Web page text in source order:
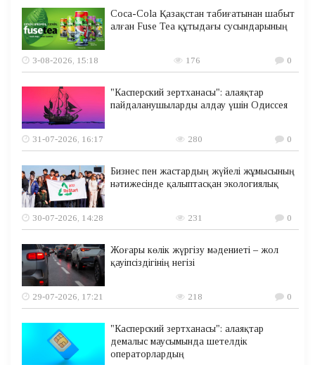
Coca-Cola Қазақстан табиғатынан шабыт
алған Fuse Tea құтыдағы сусындарының
3-08-2026, 15:18 176 0
"Касперский зертханасы": алаяқтар
пайдаланушыларды алдау үшін Одиссея
31-07-2026, 16:17 280 0
Бизнес пен жастардың жүйелі жұмысының
нәтижесінде қалыптасқан экологиялық
30-07-2026, 14:28 231 0
Жоғары көлік жүргізу мәдениеті – жол
қауіпсіздігінің негізі
29-07-2026, 17:21 218 0
"Касперский зертханасы": алаяқтар
демалыс маусымында шетелдік
операторлардың